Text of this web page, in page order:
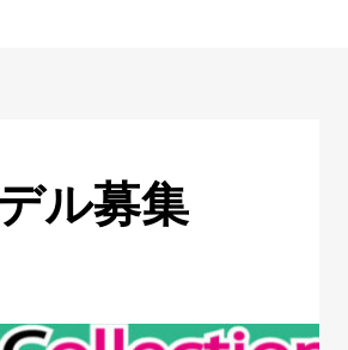
ル募集